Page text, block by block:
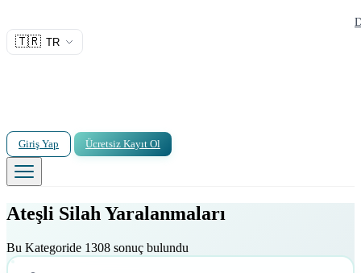
🇹🇷 TR
Giriş Yap Ücretsiz Kayıt Ol
Ateşli Silah Yaralanmaları
Bu Kategoride 1308 sonuç bulundu